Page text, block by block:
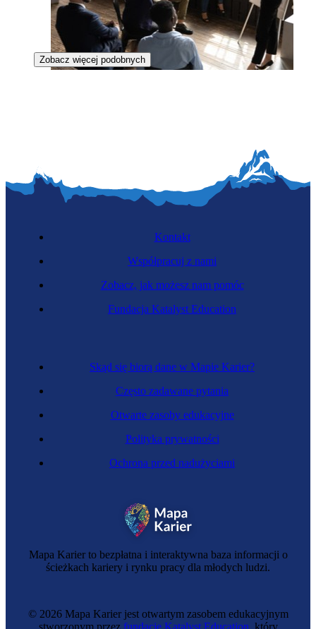
Organizatorka eventów
Zobacz więcej podobnych
Mapa Karier to bezpłatna i interaktywna baza informacji o
ścieżkach kariery i rynku pracy dla młodych ludzi.
Skąd się biorą dane w Mapie Karier?
Często zadawane pytania
Otwarte zasoby edukacyjne
Polityka prywatności
Ochrona przed nadużyciami
Kontakt
Współpracuj z nami
Zobacz, jak możesz nam pomóc
Fundacja Katalyst Education
© 2026 Mapa Karier jest otwartym zasobem edukacyjnym